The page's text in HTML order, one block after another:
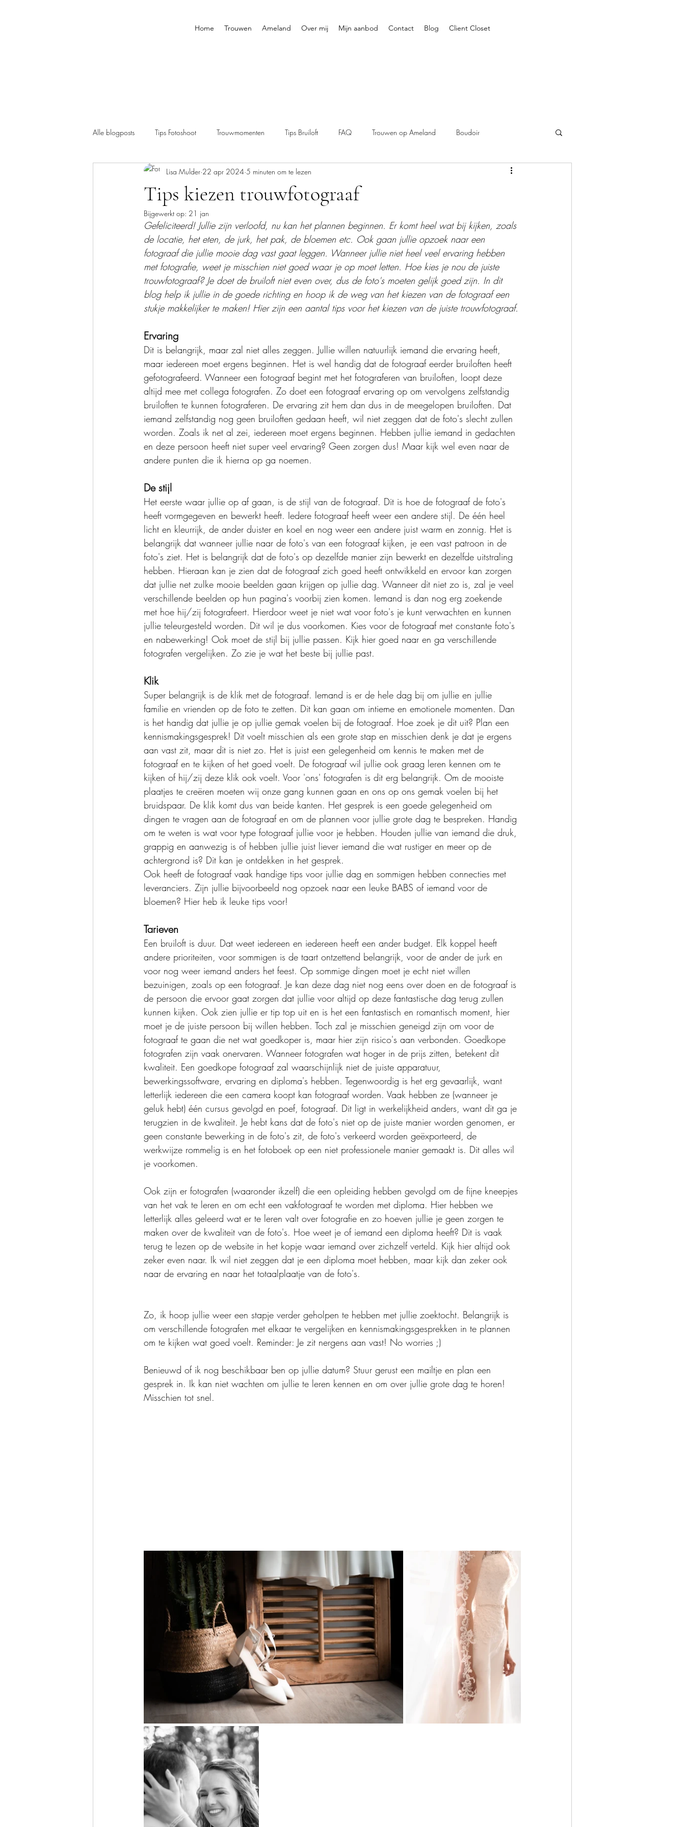
Home Trouwen Ameland Over mij Mijn aanbod Contact Blog Client Closet
Alle blogposts Tips Fotoshoot Trouwmomenten Tips Bruiloft FAQ Trouwen op Ameland Boudoir
Tips kiezen trouwfotograaf
Lisa Mulder 22 apr 2024 5 minuten om te lezen
Bijgewerkt op: 21 jan
Gefeliciteerd! Jullie zijn verloofd, nu kan het plannen beginnen. Er komt heel wat bij kijken, zoals
de locatie, het eten, de jurk, het pak, de bloemen etc. Ook gaan jullie opzoek naar een
fotograaf die jullie mooie dag vast gaat leggen. Wanneer jullie niet heel veel ervaring hebben
met fotografie, weet je misschien niet goed waar je op moet letten. Hoe kies je nou de juiste
trouwfotograaf? Je doet de bruiloft niet even over, dus de foto's moeten gelijk goed zijn. In dit
blog help ik jullie in de goede richting en hoop ik de weg van het kiezen van de fotograaf een
stukje makkelijker te maken! Hier zijn een aantal tips voor het kiezen van de juiste trouwfotograaf.
Ervaring
Dit is belangrijk, maar zal niet alles zeggen. Jullie willen natuurlijk iemand die ervaring heeft,
maar iedereen moet ergens beginnen. Het is wel handig dat de fotograaf eerder bruiloften heeft
gefotografeerd. Wanneer een fotograaf begint met het fotograferen van bruiloften, loopt deze
altijd mee met collega fotografen. Zo doet een fotograaf ervaring op om vervolgens zelfstandig
bruiloften te kunnen fotograferen. De ervaring zit hem dan dus in de meegelopen bruiloften. Dat
iemand zelfstandig nog geen bruiloften gedaan heeft, wil niet zeggen dat de foto's slecht zullen
worden. Zoals ik net al zei, iedereen moet ergens beginnen. Hebben jullie iemand in gedachten
en deze persoon heeft niet super veel ervaring? Geen zorgen dus! Maar kijk wel even naar de
andere punten die ik hierna op ga noemen.
De stijl
Het eerste waar jullie op af gaan, is de stijl van de fotograaf. Dit is hoe de fotograaf de foto's
heeft vormgegeven en bewerkt heeft. Iedere fotograaf heeft weer een andere stijl. De één heel
licht en kleurrijk, de ander duister en koel en nog weer een andere juist warm en zonnig. Het is
belangrijk dat wanneer jullie naar de foto's van een fotograaf kijken, je een vast patroon in de
foto's ziet. Het is belangrijk dat de foto's op dezelfde manier zijn bewerkt en dezelfde uitstraling
hebben. Hieraan kan je zien dat de fotograaf zich goed heeft ontwikkeld en ervoor kan zorgen
dat jullie net zulke mooie beelden gaan krijgen op jullie dag. Wanneer dit niet zo is, zal je veel
verschillende beelden op hun pagina's voorbij zien komen. Iemand is dan nog erg zoekende
met hoe hij/zij fotografeert. Hierdoor weet je niet wat voor foto's je kunt verwachten en kunnen
jullie teleurgesteld worden. Dit wil je dus voorkomen. Kies voor de fotograaf met constante foto's
en nabewerking! Ook moet de stijl bij jullie passen. Kijk hier goed naar en ga verschillende
fotografen vergelijken. Zo zie je wat het beste bij jullie past.
Klik
Super belangrijk is de klik met de fotograaf. Iemand is er de hele dag bij om jullie en jullie
familie en vrienden op de foto te zetten. Dit kan gaan om intieme en emotionele momenten. Dan
is het handig dat jullie je op jullie gemak voelen bij de fotograaf. Hoe zoek je dit uit? Plan een
kennismakingsgesprek! Dit voelt misschien als een grote stap en misschien denk je dat je ergens
aan vast zit, maar dit is niet zo. Het is juist een gelegenheid om kennis te maken met de
fotograaf en te kijken of het goed voelt. De fotograaf wil jullie ook graag leren kennen om te
kijken of hij/zij deze klik ook voelt. Voor 'ons' fotografen is dit erg belangrijk. Om de mooiste
plaatjes te creëren moeten wij onze gang kunnen gaan en ons op ons gemak voelen bij het
bruidspaar. De klik komt dus van beide kanten. Het gesprek is een goede gelegenheid om
dingen te vragen aan de fotograaf en om de plannen voor jullie grote dag te bespreken. Handig
om te weten is wat voor type fotograaf jullie voor je hebben. Houden jullie van iemand die druk,
grappig en aanwezig is of hebben jullie juist liever iemand die wat rustiger en meer op de
achtergrond is? Dit kan je ontdekken in het gesprek.
Ook heeft de fotograaf vaak handige tips voor jullie dag en sommigen hebben connecties met
leveranciers. Zijn jullie bijvoorbeeld nog opzoek naar een leuke BABS of iemand voor de
bloemen? Hier heb ik leuke tips voor!
Tarieven
Een bruiloft is duur. Dat weet iedereen en iedereen heeft een ander budget. Elk koppel heeft
andere prioriteiten, voor sommigen is de taart ontzettend belangrijk, voor de ander de jurk en
voor nog weer iemand anders het feest. Op sommige dingen moet je echt niet willen
bezuinigen, zoals op een fotograaf. Je kan deze dag niet nog eens over doen en de fotograaf is
de persoon die ervoor gaat zorgen dat jullie voor altijd op deze fantastische dag terug zullen
kunnen kijken. Ook zien jullie er tip top uit en is het een fantastisch en romantisch moment, hier
moet je de juiste persoon bij willen hebben. Toch zal je misschien geneigd zijn om voor de
fotograaf te gaan die net wat goedkoper is, maar hier zijn risico's aan verbonden. Goedkope
fotografen zijn vaak onervaren. Wanneer fotografen wat hoger in de prijs zitten, betekent dit
kwaliteit. Een goedkope fotograaf zal waarschijnlijk niet de juiste apparatuur,
bewerkingssoftware, ervaring en diploma's hebben. Tegenwoordig is het erg gevaarlijk, want
letterlijk iedereen die een camera koopt kan fotograaf worden. Vaak hebben ze (wanneer je
geluk hebt) één cursus gevolgd en poef, fotograaf. Dit ligt in werkelijkheid anders, want dit ga je
terugzien in de kwaliteit. Je hebt kans dat de foto's niet op de juiste manier worden genomen, er
geen constante bewerking in de foto's zit, de foto's verkeerd worden geëxporteerd, de
werkwijze rommelig is en het fotoboek op een niet professionele manier gemaakt is. Dit alles wil
je voorkomen.
Ook zijn er fotografen (waaronder ikzelf) die een opleiding hebben gevolgd om de fijne kneepjes
van het vak te leren en om echt een vakfotograaf te worden met diploma. Hier hebben we
letterlijk alles geleerd wat er te leren valt over fotografie en zo hoeven jullie je geen zorgen te
maken over de kwaliteit van de foto's. Hoe weet je of iemand een diploma heeft? Dit is vaak
terug te lezen op de website in het kopje waar iemand over zichzelf verteld. Kijk hier altijd ook
zeker even naar. Ik wil niet zeggen dat je een diploma moet hebben, maar kijk dan zeker ook
naar de ervaring en naar het totaalplaatje van de foto's.
Zo, ik hoop jullie weer een stapje verder geholpen te hebben met jullie zoektocht. Belangrijk is
om verschillende fotografen met elkaar te vergelijken en kennismakingsgesprekken in te plannen
om te kijken wat goed voelt. Reminder: Je zit nergens aan vast! No worries ;)
Benieuwd of ik nog beschikbaar ben op jullie datum? Stuur gerust een mailtje en plan een
gesprek in. Ik kan niet wachten om jullie te leren kennen en om over jullie grote dag te horen!
Misschien tot snel.